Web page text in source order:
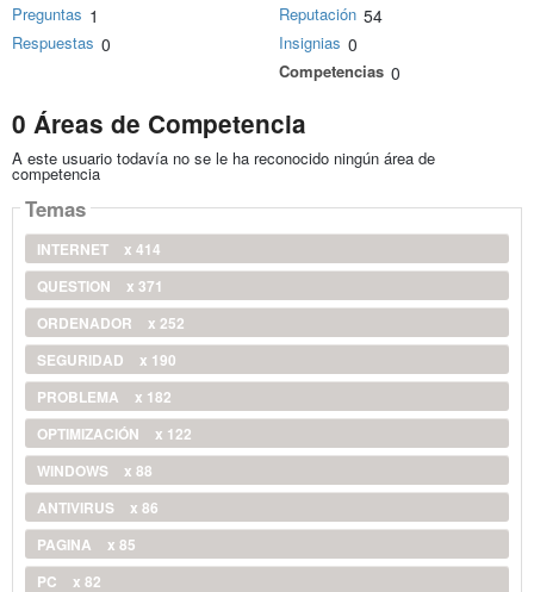
Preguntas 1
Respuestas 0
Reputación 54
Insignias 0
Competencias 0
0 Áreas de Competencia
A este usuario todavía no se le ha reconocido ningún área de
competencia
Temas
INTERNET
x 414
QUESTION
x 371
ORDENADOR
x 252
SEGURIDAD
x 190
PROBLEMA
x 182
OPTIMIZACIÓN
x 122
WINDOWS
x 88
ANTIVIRUS
x 86
PAGINA
x 85
PC
x 82